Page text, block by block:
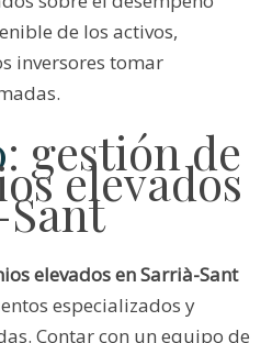
de los activos,
inversores tomar
: gestión de
elevados
elevados en Sarrià-Sant
especializados y
Contar con un equipo de